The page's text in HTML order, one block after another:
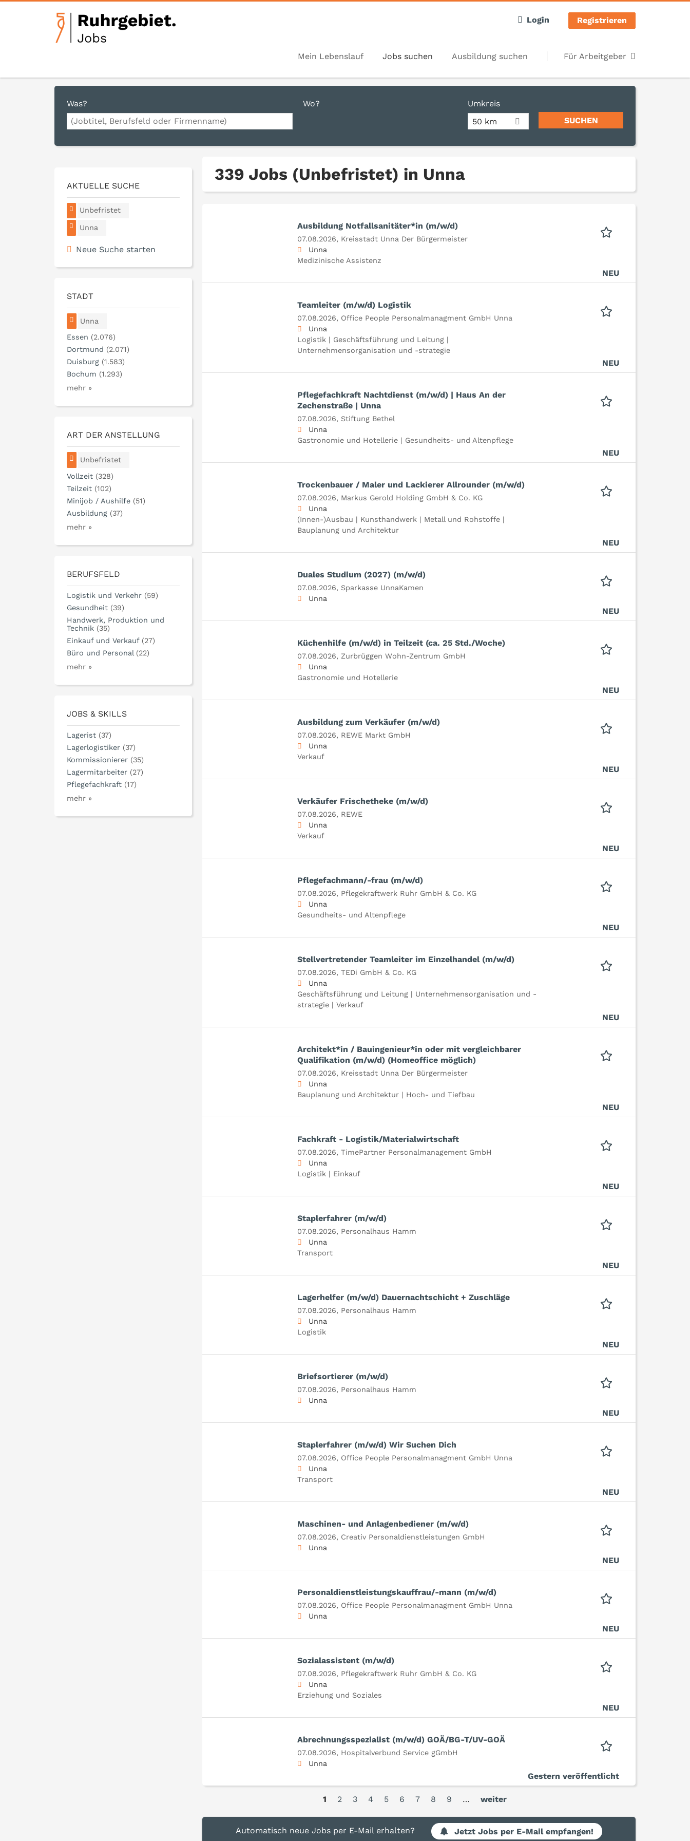
Login Registrieren
Mein Lebenslauf Jobs suchen Ausbildung suchen Für Arbeitgeber
Was? Wo?
Umkreis
50 km
339 Jobs (Unbefristet) in Unna
Ausbildung Notfallsanitäter*in (m/w/d)
07.08.2026, Kreisstadt Unna Der Bürgermeister
Unna
Medizinische Assistenz
NEU
Teamleiter (m/w/d) Logistik
07.08.2026, Office People Personalmanagment GmbH Unna
Unna
Logistik | Geschäftsführung und Leitung |
Unternehmensorganisation und -strategie
NEU
Pflegefachkraft Nachtdienst (m/w/d) | Haus An der
Zechenstraße | Unna
07.08.2026, Stiftung Bethel
Unna
Gastronomie und Hotellerie | Gesundheits- und Altenpflege
NEU
Trockenbauer / Maler und Lackierer Allrounder (m/w/d)
07.08.2026, Markus Gerold Holding GmbH & Co. KG
Unna
(Innen-)Ausbau | Kunsthandwerk | Metall und Rohstoffe |
Bauplanung und Architektur
NEU
Duales Studium (2027) (m/w/d)
07.08.2026, Sparkasse UnnaKamen
Unna
NEU
Küchenhilfe (m/w/d) in Teilzeit (ca. 25 Std./Woche)
07.08.2026, Zurbrüggen Wohn-Zentrum GmbH
Unna
Gastronomie und Hotellerie
NEU
Ausbildung zum Verkäufer (m/w/d)
07.08.2026, REWE Markt GmbH
Unna
Verkauf
NEU
Verkäufer Frischetheke (m/w/d)
07.08.2026, REWE
Unna
Verkauf
NEU
Pflegefachmann/-frau (m/w/d)
07.08.2026, Pflegekraftwerk Ruhr GmbH & Co. KG
Unna
Gesundheits- und Altenpflege
NEU
Stellvertretender Teamleiter im Einzelhandel (m/w/d)
07.08.2026, TEDi GmbH & Co. KG
Unna
Geschäftsführung und Leitung | Unternehmensorganisation und -
strategie | Verkauf
NEU
Architekt*in / Bauingenieur*in oder mit vergleichbarer
Qualifikation (m/w/d) (Homeoffice möglich)
07.08.2026, Kreisstadt Unna Der Bürgermeister
Unna
Bauplanung und Architektur | Hoch- und Tiefbau
NEU
Fachkraft - Logistik/Materialwirtschaft
07.08.2026, TimePartner Personalmanagement GmbH
Unna
Logistik | Einkauf
NEU
Staplerfahrer (m/w/d)
07.08.2026, Personalhaus Hamm
Unna
Transport
NEU
Lagerhelfer (m/w/d) Dauernachtschicht + Zuschläge
07.08.2026, Personalhaus Hamm
Unna
Logistik
NEU
Briefsortierer (m/w/d)
07.08.2026, Personalhaus Hamm
Unna
NEU
Staplerfahrer (m/w/d) Wir Suchen Dich
07.08.2026, Office People Personalmanagment GmbH Unna
Unna
Transport
NEU
Maschinen- und Anlagenbediener (m/w/d)
07.08.2026, Creativ Personaldienstleistungen GmbH
Unna
NEU
Personaldienstleistungskauffrau/-mann (m/w/d)
07.08.2026, Office People Personalmanagment GmbH Unna
Unna
NEU
Sozialassistent (m/w/d)
07.08.2026, Pflegekraftwerk Ruhr GmbH & Co. KG
Unna
Erziehung und Soziales
NEU
Abrechnungsspezialist (m/w/d) GOÄ/BG-T/UV-GOÄ
07.08.2026, Hospitalverbund Service gGmbH
Unna
Gestern veröffentlicht
1 2 3 4 5 6 7 8 9 … weiter
Automatisch neue Jobs per E-Mail erhalten? Jetzt Jobs per E-Mail empfangen!
AKTUELLE SUCHE
Unbefristet
Unna
Neue Suche starten
STADT
Unna
Essen (2.076)
Dortmund (2.071)
Duisburg (1.583)
Bochum (1.293)
mehr »
ART DER ANSTELLUNG
Unbefristet
Vollzeit (328)
Teilzeit (102)
Minijob / Aushilfe (51)
Ausbildung (37)
mehr »
BERUFSFELD
Logistik und Verkehr (59)
Gesundheit (39)
Handwerk, Produktion und
Technik (35)
Einkauf und Verkauf (27)
Büro und Personal (22)
mehr »
JOBS & SKILLS
Lagerist (37)
Lagerlogistiker (37)
Kommissionierer (35)
Lagermitarbeiter (27)
Pflegefachkraft (17)
mehr »